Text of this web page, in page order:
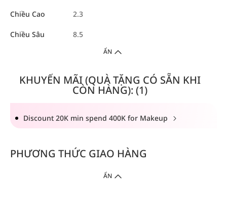
Chiều Cao 2.3
Chiều Sâu 8.5
ẨN
KHUYẾN MÃI (QUÀ TẶNG CÓ SẴN KHI
CÒN HÀNG): (1)
Discount 20K min spend 400K for Makeup
PHƯƠNG THỨC GIAO HÀNG
ẨN